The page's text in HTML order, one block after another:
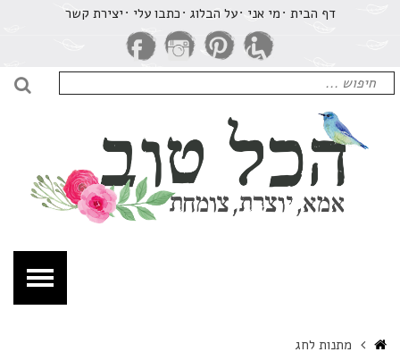
»
הכל
דף הבית מי אני על הבלוג ​כתבו עלי יצירת קשר
חיפוש
עבור:
Homeמתנות לחג